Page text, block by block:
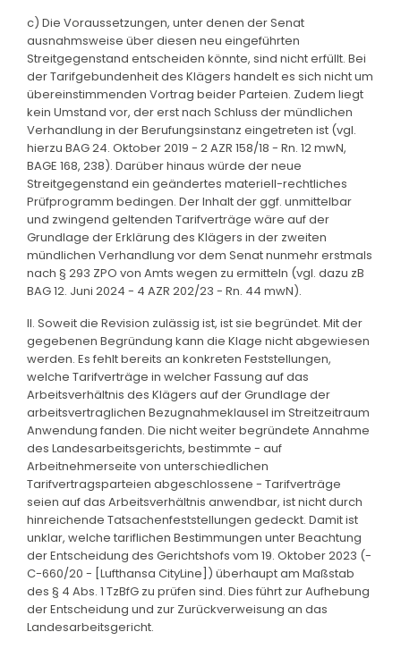
c) Die Voraussetzungen, unter denen der Senat
ausnahmsweise über diesen neu eingeführten
Streitgegenstand entscheiden könnte, sind nicht erfüllt. Bei
der Tarifgebundenheit des Klägers handelt es sich nicht um
übereinstimmenden Vortrag beider Parteien. Zudem liegt
kein Umstand vor, der erst nach Schluss der mündlichen
Verhandlung in der Berufungsinstanz eingetreten ist (vgl.
hierzu BAG 24. Oktober 2019 - 2 AZR 158/18 - Rn. 12 mwN,
BAGE 168, 238). Darüber hinaus würde der neue
Streitgegenstand ein geändertes materiell-rechtliches
Prüfprogramm bedingen. Der Inhalt der ggf. unmittelbar
und zwingend geltenden Tarifverträge wäre auf der
Grundlage der Erklärung des Klägers in der zweiten
mündlichen Verhandlung vor dem Senat nunmehr erstmals
nach § 293 ZPO von Amts wegen zu ermitteln (vgl. dazu zB
BAG 12. Juni 2024 - 4 AZR 202/23 - Rn. 44 mwN).
II. Soweit die Revision zulässig ist, ist sie begründet. Mit der
gegebenen Begründung kann die Klage nicht abgewiesen
werden. Es fehlt bereits an konkreten Feststellungen,
welche Tarifverträge in welcher Fassung auf das
Arbeitsverhältnis des Klägers auf der Grundlage der
arbeitsvertraglichen Bezugnahmeklausel im Streitzeitraum
Anwendung fanden. Die nicht weiter begründete Annahme
des Landesarbeitsgerichts, bestimmte - auf
Arbeitnehmerseite von unterschiedlichen
Tarifvertragsparteien abgeschlossene - Tarifverträge
seien auf das Arbeitsverhältnis anwendbar, ist nicht durch
hinreichende Tatsachenfeststellungen gedeckt. Damit ist
unklar, welche tariflichen Bestimmungen unter Beachtung
der Entscheidung des Gerichtshofs vom 19. Oktober 2023 (-
C-660/20 - [Lufthansa CityLine]) überhaupt am Maßstab
des § 4 Abs. 1 TzBfG zu prüfen sind. Dies führt zur Aufhebung
der Entscheidung und zur Zurückverweisung an das
Landesarbeitsgericht.